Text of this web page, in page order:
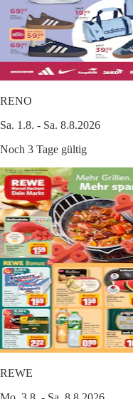
RENO
Sa. 1.8. - Sa. 8.8.2026
Noch 3 Tage gültig
REWE